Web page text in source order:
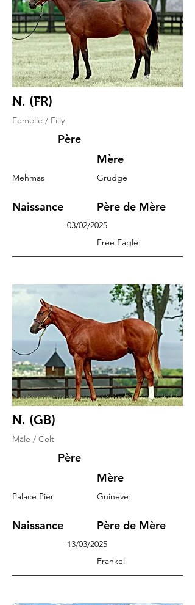
N. (FR)
Femelle / Filly
Père
Mère
Mehmas
Naissance
Grudge
Père de Mère
03/02/2025
Free Eagle
N. (GB)
Mâle / Colt
Père
Mère
Palace Pier
Naissance
Guineve
Père de Mère
13/03/2025
Frankel